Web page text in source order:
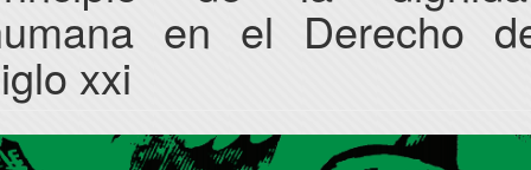
en el Derecho
xxi